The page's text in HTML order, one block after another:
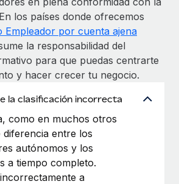
los países donde ofrecemos
Empleador por cuenta ajena
la responsabilidad del
para que puedas centrarte
y hacer crecer tu negocio.
la clasificación incorrecta
como en muchos otros
diferencia entre los
autónomos y los
a tiempo completo.
a